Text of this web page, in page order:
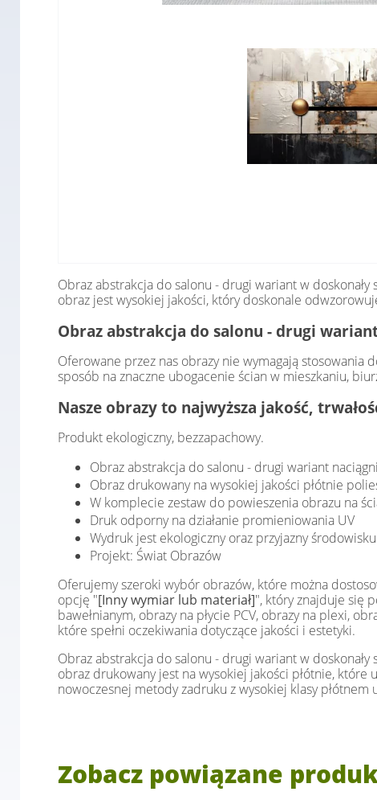
Obraz abstrakcja do salonu - drugi wariant w
obraz jest wysokiej jakości, który doskonale
Obraz abstrakcja do salonu - drugi
Oferowane przez nas obrazy nie wymagają
sposób na znaczne ubogacenie ścian w mieszkaniu,
Nasze obrazy to najwyższa jakość,
Produkt ekologiczny, bezzapachowy.
Obraz abstrakcja do salonu - drugi wariant
Obraz drukowany na wysokiej jakości płótnie
W komplecie zestaw do powieszenia obrazu na
Druk odporny na działanie promieniowania UV
Wydruk jest ekologiczny oraz przyjazny
Projekt: Świat Obrazów
Oferujemy szeroki wybór obrazów, które można
opcję "[Inny wymiar lub materiał]", który znajduje się
bawełnianym, obrazy na płycie PCV, obrazy na plexi,
które spełni oczekiwania dotyczące jakości i estetyki.
Obraz abstrakcja do salonu - drugi wariant w
obraz drukowany jest na wysokiej jakości płótnie, które
nowoczesnej metody zadruku z wysokiej klasy
Zobacz powiązane